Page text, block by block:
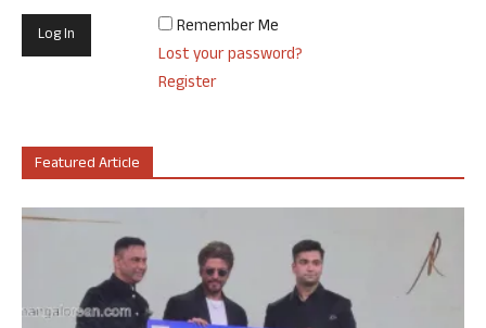
Remember Me
Lost your password?
Register
Featured Article